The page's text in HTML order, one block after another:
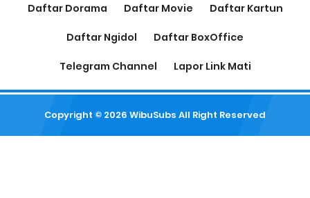
Daftar Dorama Daftar Movie Daftar Kartun
Daftar Ngidol Daftar BoxOffice
Telegram Channel Lapor Link Mati
Copyright © 2026 WibuSubs All Right Reserved